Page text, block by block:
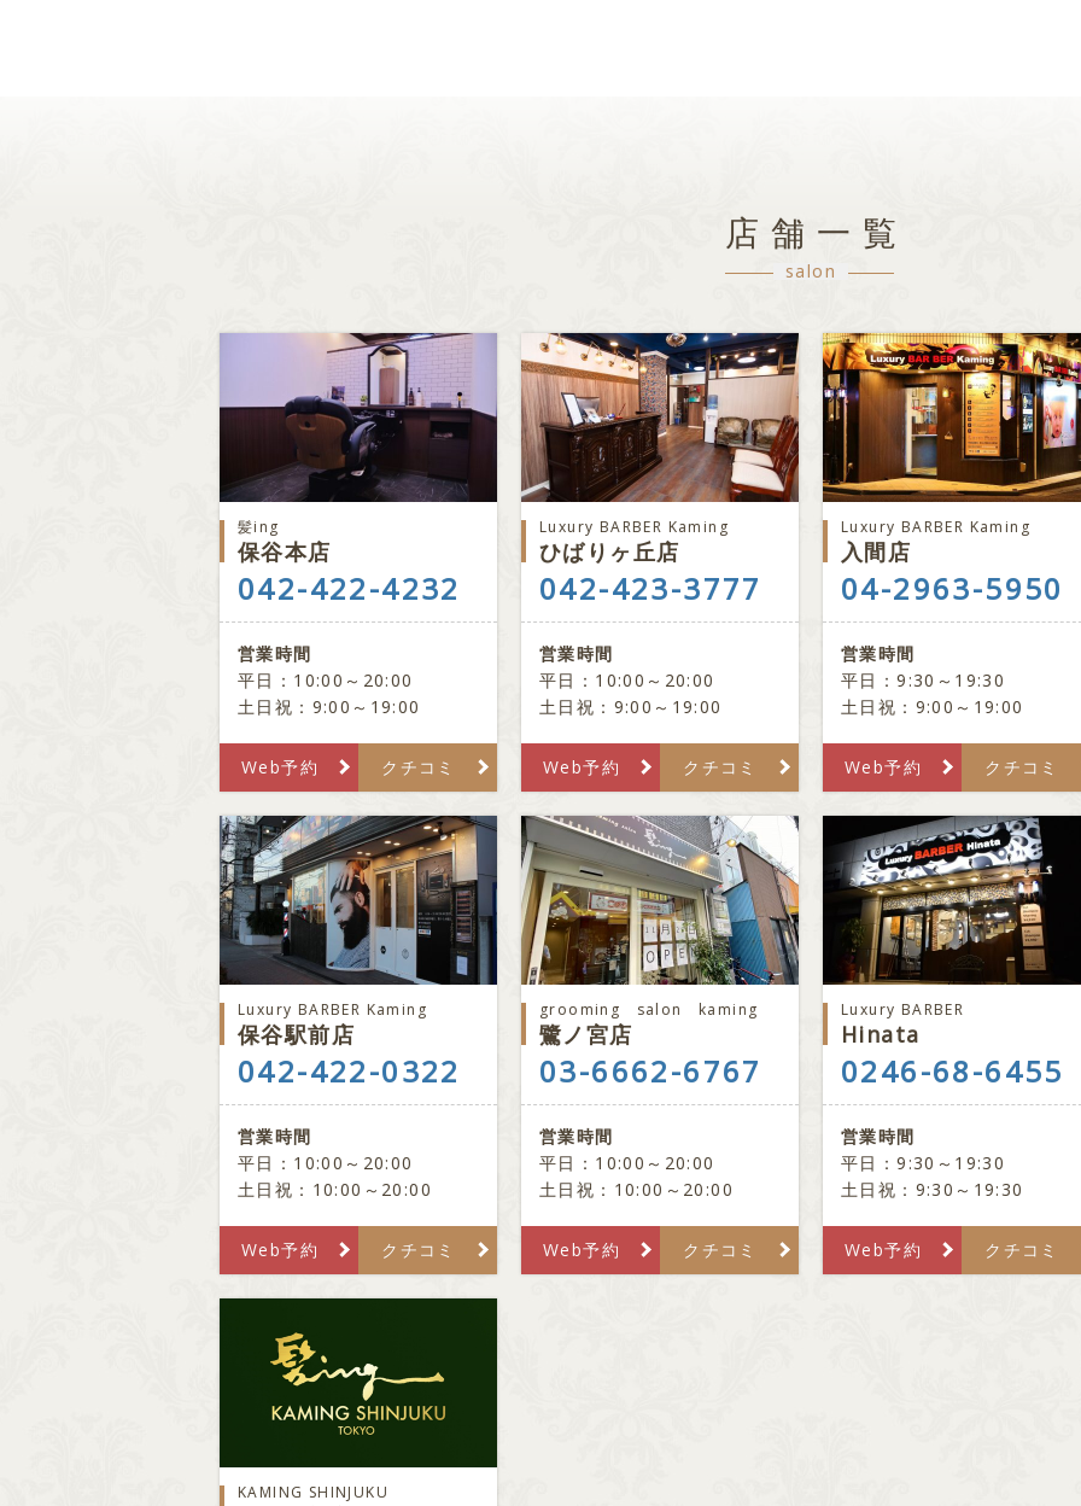
店舗一覧
salon
髪ing
保谷本店
042-422-4232
営業時間
平日：10:00～20:00
土日祝：9:00～19:00
Web予約 クチコミ
Luxury BARBER Kaming
ひばりヶ丘店
042-423-3777
営業時間
平日：10:00～20:00
土日祝：9:00～19:00
Web予約 クチコミ
Luxury BARBER Kaming
入間店
04-2963-5950
営業時間
平日：9:30～19:30
土日祝：9:00～19:00
Web予約 クチコミ
Luxury BARBER Kaming
保谷駅前店
042-422-0322
営業時間
平日：10:00～20:00
土日祝：10:00～20:00
Web予約 クチコミ
grooming salon kaming
鷺ノ宮店
03-6662-6767
営業時間
平日：10:00～20:00
土日祝：10:00～20:00
Web予約 クチコミ
Luxury BARBER
Hinata
0246-68-6455
営業時間
平日：9:30～19:30
土日祝：9:30～19:30
Web予約 クチコミ
KAMING SHINJUKU